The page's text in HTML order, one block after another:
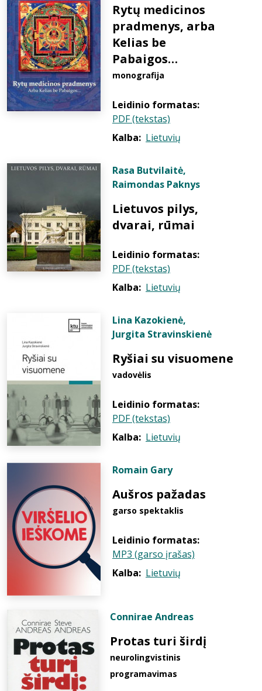
Rytų medicinos
pradmenys, arba
Kelias be
Pabaigos…
monografija
Leidinio formatas:
PDF (tekstas)
Kalba: Lietuvių
Rasa Butvilaitė,
Raimondas Paknys
Lietuvos pilys,
dvarai, rūmai
Leidinio formatas:
PDF (tekstas)
Kalba: Lietuvių
Lina Kazokienė,
Jurgita Stravinskienė
Ryšiai su visuomene
vadovėlis
Leidinio formatas:
PDF (tekstas)
Kalba: Lietuvių
Romain Gary
Aušros pažadas
garso spektaklis
Leidinio formatas:
MP3 (garso įrašas)
Kalba: Lietuvių
Connirae Andreas
Protas turi širdį
neurolingvistinis
programavimas